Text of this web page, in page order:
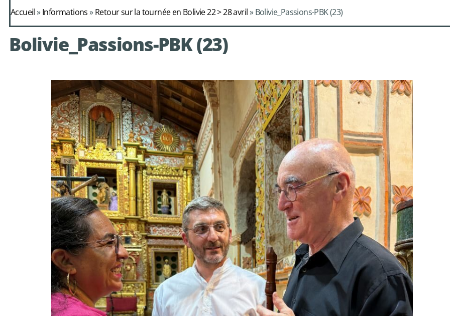
Daphnis et Alcimadure
de Mondonville
avec le choeur de chambre Les Eléments
Accueil»Informations»Retour sur la tournée en Bolivie 22 > 28 avril»Bolivie_Passions-PBK (23)
Bolivie_Passions-PBK (23)